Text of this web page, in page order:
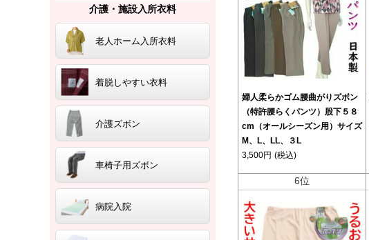
介護・施設入所衣料
老人ホーム入所衣料
着脱しやすい衣料
介護ズボン
車椅子用ズボン
病院入院
婦人柔らかゴム腰曲がりズボン
（特許腰らくパンツ）股下５８
cm（オールシーズン用）サイズ
M、L、LL、３L
3,500円 (税込)
6位